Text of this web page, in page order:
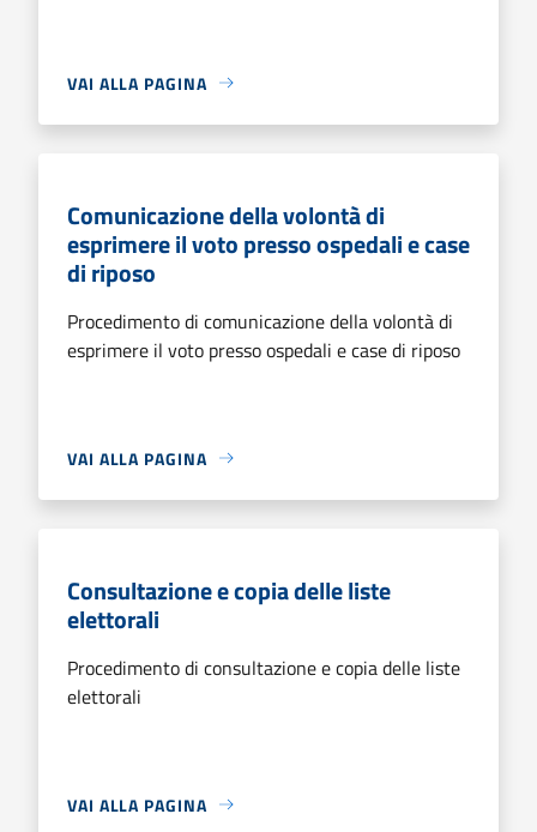
VAI ALLA PAGINA
Comunicazione della volontà di
esprimere il voto presso ospedali e case
di riposo
Procedimento di comunicazione della volontà di
esprimere il voto presso ospedali e case di riposo
VAI ALLA PAGINA
Consultazione e copia delle liste
elettorali
Procedimento di consultazione e copia delle liste
elettorali
VAI ALLA PAGINA